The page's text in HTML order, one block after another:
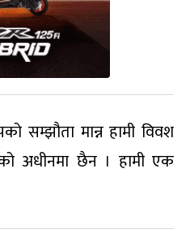
सम्झौता मान्न हामी विवश
अधीनमा छैन । हामी एक